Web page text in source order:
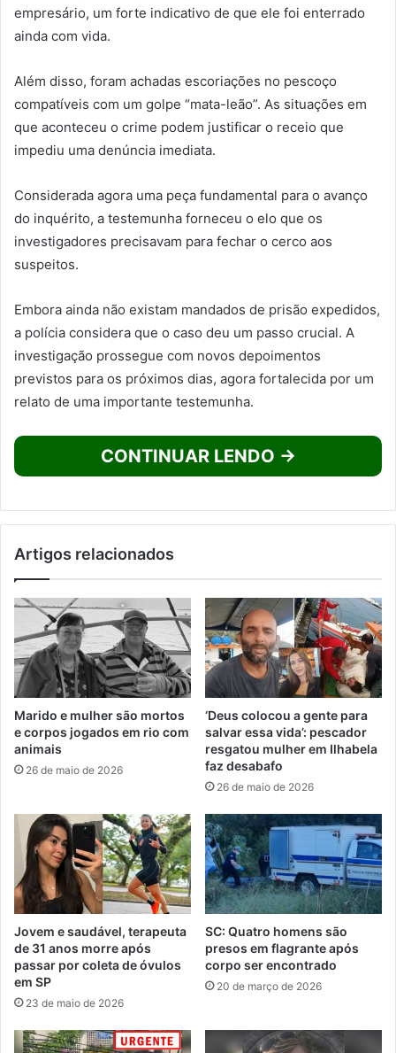
empresário, um forte indicativo de que ele foi enterrado
ainda com vida.
Além disso, foram achadas escoriações no pescoço
compatíveis com um golpe “mata-leão”. As situações em
que aconteceu o crime podem justificar o receio que
impediu uma denúncia imediata.
Considerada agora uma peça fundamental para o avanço
do inquérito, a testemunha forneceu o elo que os
investigadores precisavam para fechar o cerco aos
suspeitos.
Embora ainda não existam mandados de prisão expedidos,
a polícia considera que o caso deu um passo crucial. A
investigação prossegue com novos depoimentos
previstos para os próximos dias, agora fortalecida por um
relato de uma importante testemunha.
CONTINUAR LENDO →
Artigos relacionados
Marido e mulher são mortos
e corpos jogados em rio com
animais
26 de maio de 2026
‘Deus colocou a gente para
salvar essa vida’: pescador
resgatou mulher em Ilhabela
faz desabafo
26 de maio de 2026
Jovem e saudável, terapeuta
de 31 anos morre após
passar por coleta de óvulos
em SP
23 de maio de 2026
SC: Quatro homens são
presos em flagrante após
corpo ser encontrado
20 de março de 2026